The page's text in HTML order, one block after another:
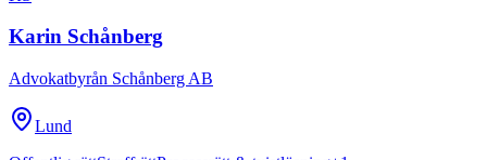
Karin Schånberg
Advokatbyrån Schånberg AB
Lund